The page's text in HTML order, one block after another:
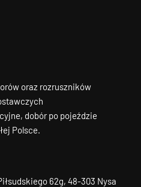
oraz rozruszników
dobór po pojeździe
Polsce.
62g, 48-303 Nysa